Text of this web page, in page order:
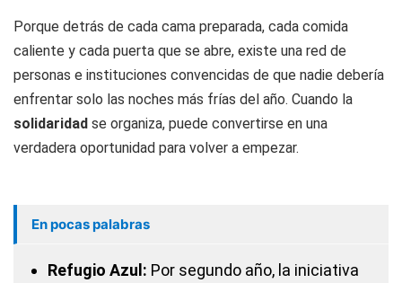
Porque detrás de cada cama preparada, cada comida
caliente y cada puerta que se abre, existe una red de
personas e instituciones convencidas de que nadie debería
enfrentar solo las noches más frías del año. Cuando la
solidaridad se organiza, puede convertirse en una
verdadera oportunidad para volver a empezar.
En pocas palabras
Refugio Azul: Por segundo año, la iniciativa